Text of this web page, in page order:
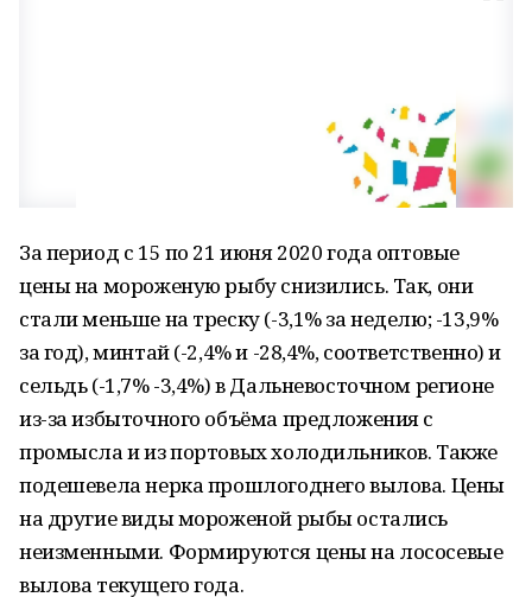
За период с 15 по 21 июня 2020 года оптовые
цены на мороженую рыбу снизились. Так, они
стали меньше на треску (-3,1% за неделю; -13,9%
за год), минтай (-2,4% и -28,4%, соответственно) и
сельдь (-1,7% -3,4%) в Дальневосточном регионе
из-за избыточного объёма предложения с
промысла и из портовых холодильников. Также
подешевела нерка прошлогоднего вылова. Цены
на другие виды мороженой рыбы остались
неизменными. Формируются цены на лососевые
вылова текущего года.